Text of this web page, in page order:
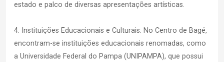
estado e palco de diversas apresentações artísticas.
4. Instituições Educacionais e Culturais: No Centro de Bagé,
encontram-se instituições educacionais renomadas, como
a Universidade Federal do Pampa (UNIPAMPA), que possui